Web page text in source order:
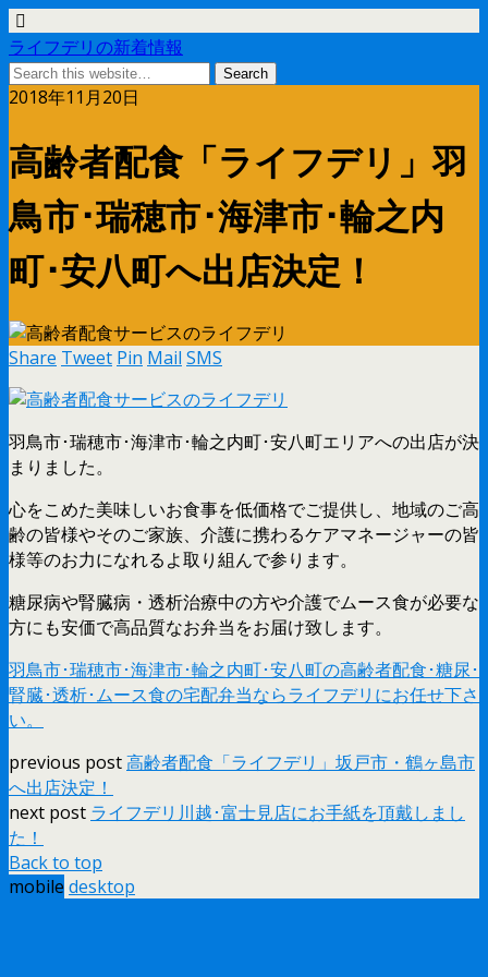
ライフデリの新着情報
2018年11月20日
高齢者配食「ライフデリ」羽
鳥市･瑞穂市･海津市･輪之内
町･安八町へ出店決定！
Share Tweet Pin Mail SMS
羽鳥市･瑞穂市･海津市･輪之内町･安八町エリアへの出店が決
まりました。
心をこめた美味しいお食事を低価格でご提供し、地域のご高
齢の皆様やそのご家族、介護に携わるケアマネージャーの皆
様等のお力になれるよ取り組んで参ります。
糖尿病や腎臓病・透析治療中の方や介護でムース食が必要な
方にも安価で高品質なお弁当をお届け致します。
羽鳥市･瑞穂市･海津市･輪之内町･安八町の高齢者配食･糖尿･
腎臓･透析･ムース食の宅配弁当ならライフデリにお任せ下さ
い。
previous post高齢者配食「ライフデリ」坂戸市・鶴ヶ島市
へ出店決定！
next post ライフデリ川越･富士見店にお手紙を頂戴しまし
た！
Back to top
mobile desktop